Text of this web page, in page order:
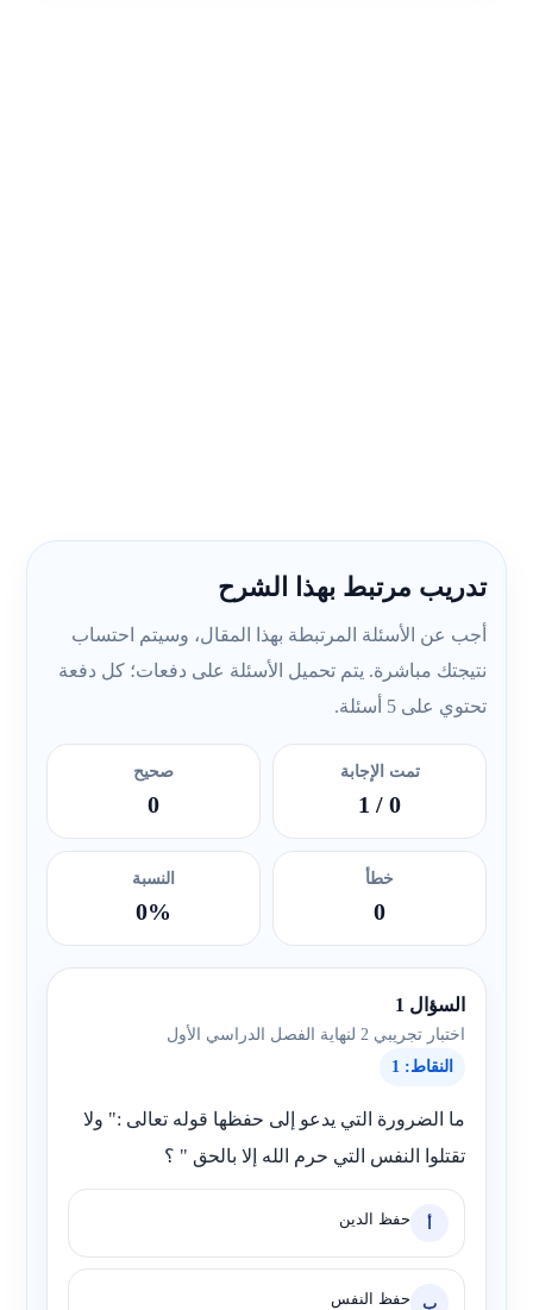
تدريب مرتبط بهذا الشرح
أجب عن الأسئلة المرتبطة بهذا المقال، وسيتم احتساب
نتيجتك مباشرة. يتم تحميل الأسئلة على دفعات؛ كل دفعة
تحتوي على 5 أسئلة.
تمت الإجابة
0
/ 1
صحيح
0
خطأ
0
النسبة
0%
السؤال 1
اختبار تجريبي 2 لنهاية الفصل الدراسي الأول
النقاط: 1
ما الضرورة التي يدعو إلى حفظها قوله تعالى :" ولا
تقتلوا النفس التي حرم الله إلا بالحق " ؟
أ حفظ الدين
ب حفظ النفس